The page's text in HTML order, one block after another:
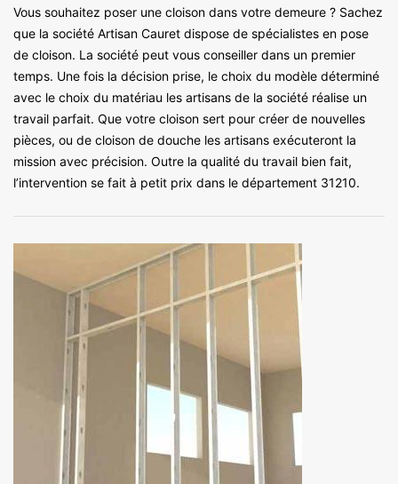
Vous souhaitez poser une cloison dans votre demeure ? Sachez
que la société Artisan Cauret dispose de spécialistes en pose
de cloison. La société peut vous conseiller dans un premier
temps. Une fois la décision prise, le choix du modèle déterminé
avec le choix du matériau les artisans de la société réalise un
travail parfait. Que votre cloison sert pour créer de nouvelles
pièces, ou de cloison de douche les artisans exécuteront la
mission avec précision. Outre la qualité du travail bien fait,
l’intervention se fait à petit prix dans le département 31210.